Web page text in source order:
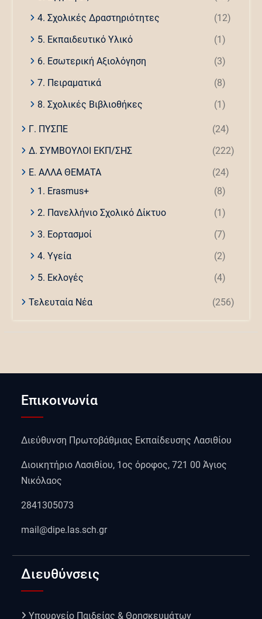
4. Σχολικές Δραστηριότητες
(12)
5. Εκπαιδευτικό Υλικό
(1)
6. Εσωτερική Αξιολόγηση
(3)
7. Πειραματικά
(8)
8. Σχολικές Βιβλιοθήκες
(1)
Γ. ΠΥΣΠΕ
(24)
Δ. ΣΥΜΒΟΥΛΟΙ ΕΚΠ/ΣΗΣ
(222)
Ε. ΑΛΛΑ ΘΕΜΑΤΑ
(24)
1. Erasmus+
(8)
2. Πανελλήνιο Σχολικό Δίκτυο
(1)
3. Εορτασμοί
(7)
4. Υγεία
(2)
5. Εκλογές
(4)
Τελευταία Νέα (256)
Επικοινωνία
Διεύθυνση Πρωτοβάθμιας Εκπαίδευσης Λασιθίου
Διοικητήριο Λασιθίου, 1ος όροφος, 721 00 Άγιος
Νικόλαος
2841305073
mail@dipe.las.sch.gr
Διευθύνσεις
Υπουργείο Παιδείας & Θρησκευμάτων